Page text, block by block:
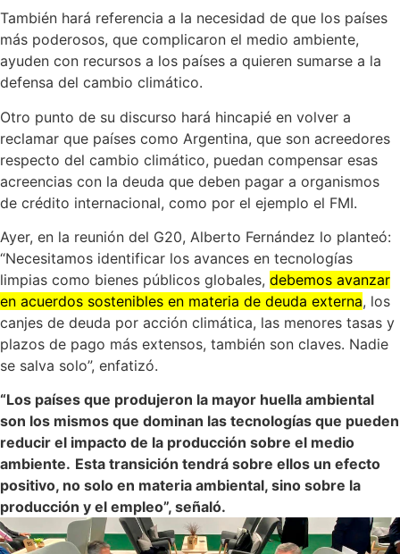
También hará referencia a la necesidad de que los países
más poderosos, que complicaron el medio ambiente,
ayuden con recursos a los países a quieren sumarse a la
defensa del cambio climático.
Otro punto de su discurso hará hincapié en volver a
reclamar que países como Argentina, que son acreedores
respecto del cambio climático, puedan compensar esas
acreencias con la deuda que deben pagar a organismos
de crédito internacional, como por el ejemplo el FMI.
Ayer, en la reunión del G20, Alberto Fernández lo planteó:
“Necesitamos identificar los avances en tecnologías
limpias como bienes públicos globales, debemos avanzar
en acuerdos sostenibles en materia de deuda externa, los
canjes de deuda por acción climática, las menores tasas y
plazos de pago más extensos, también son claves. Nadie
se salva solo”, enfatizó.
“Los países que produjeron la mayor huella ambiental
son los mismos que dominan las tecnologías que pueden
reducir el impacto de la producción sobre el medio
ambiente. Esta transición tendrá sobre ellos un efecto
positivo, no solo en materia ambiental, sino sobre la
producción y el empleo”, señaló.